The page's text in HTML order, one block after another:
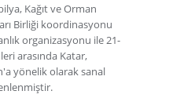
Kağıt ve Orman
Birliği koordinasyonu
organizasyonu ile 21-
arasında Katar,
yönelik olarak sanal